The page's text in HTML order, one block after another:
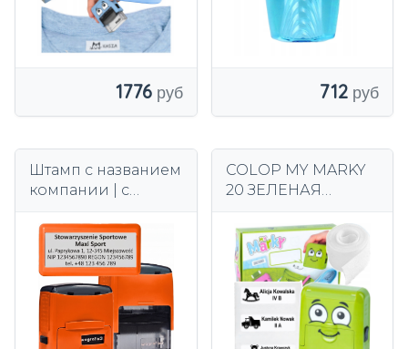
1776 712
Штамп с названием
компании | с
ЛОГОТИПОМ |
ПРОЕКТ | B3s
ваграф до 6 строк
COLOP MY MARKY
20 ЗЕЛЕНАЯ
ЛЕНТОЙ И
ЭТИКЕТКАМИ